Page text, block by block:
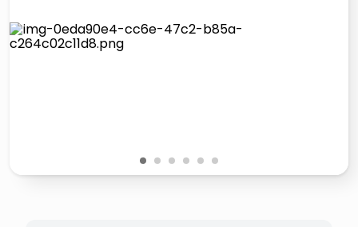
pattumiera raccolta differenziata
1 2 3 4 5 6